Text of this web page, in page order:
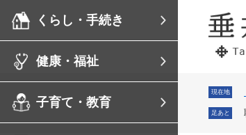
す。
くらし・手続き
健康・福祉
子育て・教育
現在地
足あと